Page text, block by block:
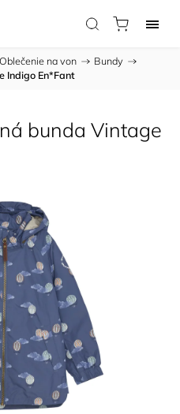
Oblečenie na von / Bundy /
Indigo En*Fant
bunda Vintage